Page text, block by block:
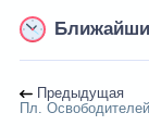
Предыдущая
Пл. Освободителей